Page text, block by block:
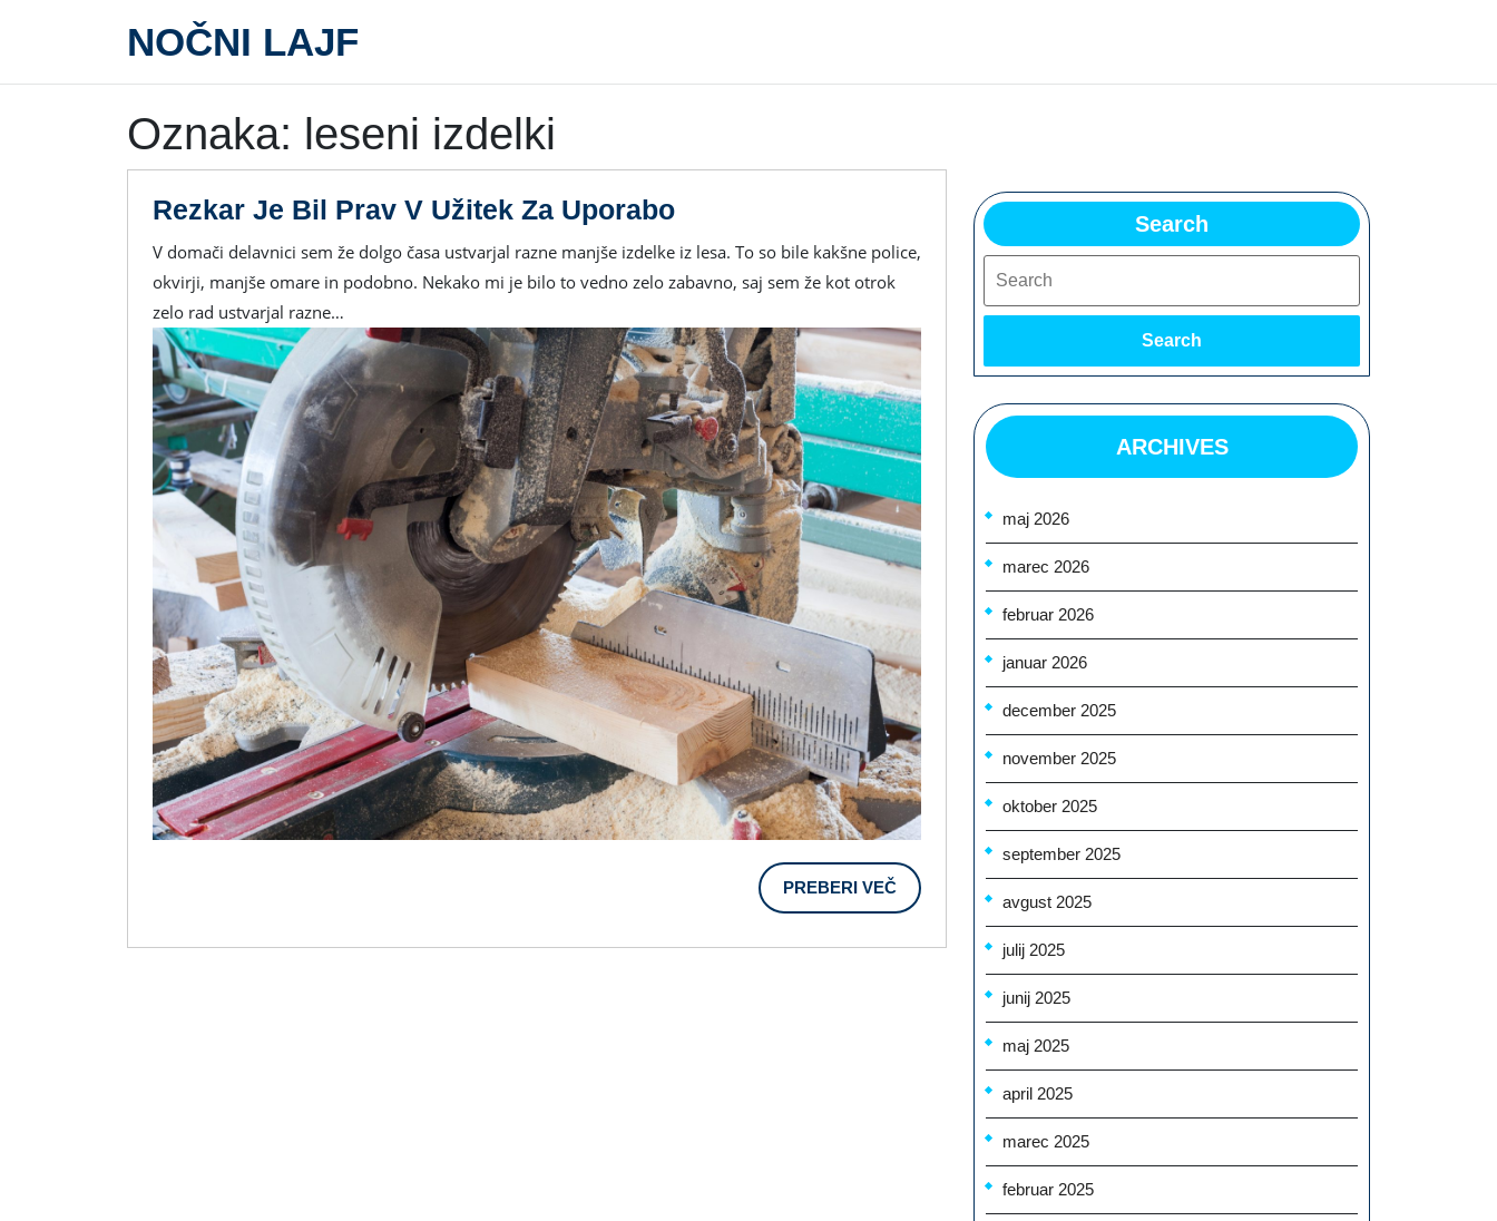
NOČNI LAJF
Oznaka: leseni izdelki
Rezkar Je Bil Prav V Užitek Za UporaboRezkar
Je
Bil
V
Užitek
Za
Uporabo
V domači delavnici sem že dolgo časa ustvarjal razne manjše izdelke iz lesa. To so bile kakšne police,
okvirji, manjše omare in podobno. Nekako mi je bilo to vedno zelo zabavno, saj sem že kot otrok
zelo rad ustvarjal razne…
PREBERI VEČPREBERI
VEČ
Search
Search
ARCHIVES
maj 2026
marec 2026
februar 2026
januar 2026
december 2025
november 2025
oktober 2025
september 2025
avgust 2025
julij 2025
junij 2025
maj 2025
april 2025
marec 2025
februar 2025